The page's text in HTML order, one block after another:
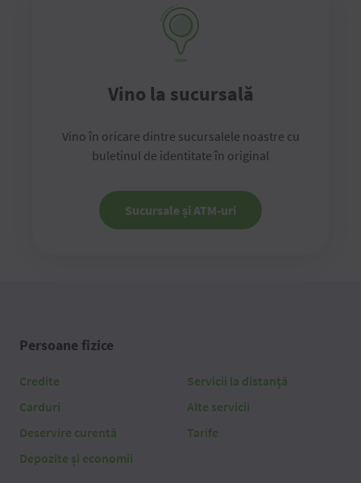
Vino la sucursală
Vino în oricare dintre sucursalele noastre cu
buletinul de identitate în original
Sucursale și ATM-uri
Persoane fizice
Credite
Carduri
Deservire curentă
Depozite și economii
Servicii la distanță
Alte servicii
Tarife